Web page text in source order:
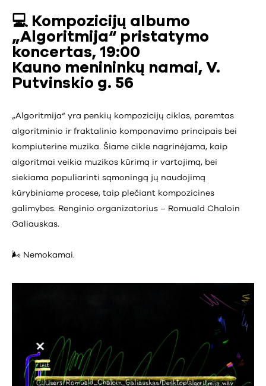
💻 Kompozicijų albumo
„Algoritmija“ pristatymo
koncertas, 19:00
Kauno menininkų namai, V.
Putvinskio g. 56
„Algoritmija“ yra penkių kompozicijų ciklas, paremtas
algoritminio ir fraktalinio komponavimo principais bei
kompiuterine muzika. Šiame cikle nagrinėjama, kaip
algoritmai veikia muzikos kūrimą ir vartojimą, bei
siekiama populiarinti sąmoningą jų naudojimą
kūrybiniame procese, taip plečiant kompozicines
galimybes. Renginio organizatorius – Romuald Chaloin
Galiauskas.
🌬️ Nemokamai.